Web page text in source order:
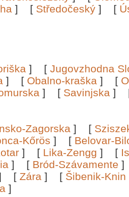
] [ Středočeský ] [
] [ Jugovzhodna
] [ Obalno-kraška ] [
] [ Savinjska ]
Zagorska ] [
Kőrös ] [ Belovar-
] [ Lika-Zengg ] [
] [ Bród-Szávamente
[ Zára ] [ Šibenik-Knin
]